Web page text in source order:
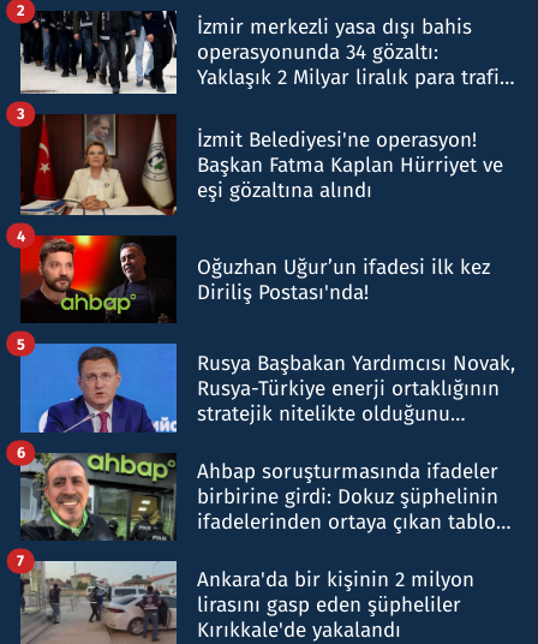
İzmir merkezli yasa dışı bahis
operasyonunda 34 gözaltı:
Yaklaşık 2 Milyar liralık para trafiği
2
İzmit Belediyesi'ne operasyon!
Başkan Fatma Kaplan Hürriyet ve
eşi gözaltına alındı
3
Oğuzhan Uğur’un ifadesi ilk kez
Diriliş Postası'nda!
4
Rusya Başbakan Yardımcısı Novak,
Rusya-Türkiye enerji ortaklığının
stratejik nitelikte olduğunu
5
Ahbap soruşturmasında ifadeler
birbirine girdi: Dokuz şüphelinin
ifadelerinden ortaya çıkan tablo
6
Ankara'da bir kişinin 2 milyon
lirasını gasp eden şüpheliler
Kırıkkale'de yakalandı
7